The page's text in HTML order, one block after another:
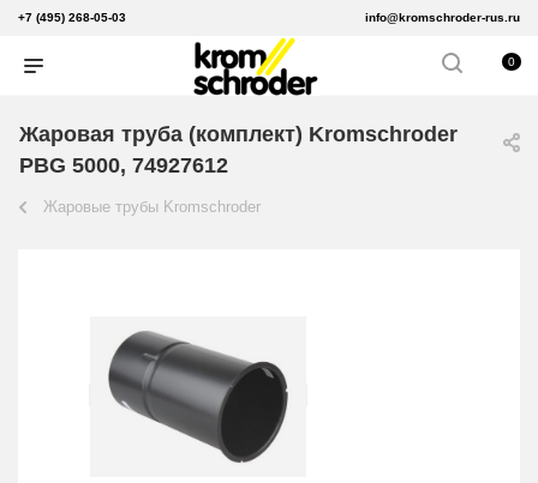
+7 (495) 268-05-03 info@kromschroder-rus.ru
0
Жаровая труба (комплект) Kromschroder
PBG 5000, 74927612
Жаровые трубы Kromschroder